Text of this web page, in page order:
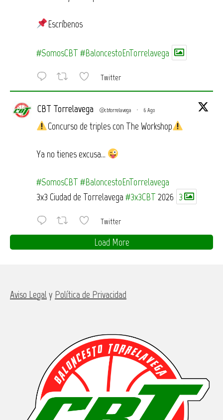
Escríbenos
#SomosCBT #BaloncestoEnTorrelavega
Twitter
CBT Torrelavega @cbtorrelavega · 6 Ago
Concurso de triples con The Workshop
Ya no tienes excusa…
#SomosCBT #BaloncestoEnTorrelavega
3x3 Ciudad de Torrelavega#3x3CBT 2026 3
Twitter
Load More
Aviso Legaly Política de Privacidad